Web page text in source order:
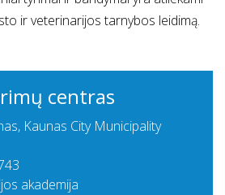
ir veterinarijos tarnybos leidimą.
centras
Kaunas City Municipality
akademija